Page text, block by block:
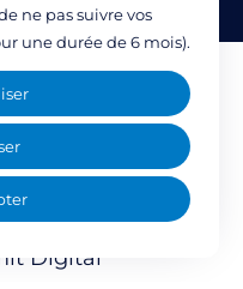
accessible
Digital
ne pas suivre vos
une durée de 6 mois).